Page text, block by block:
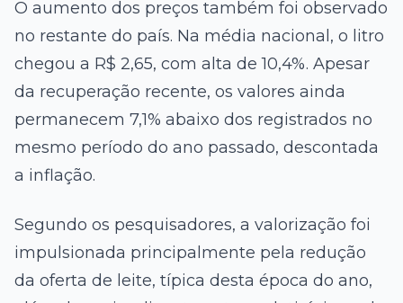
O aumento dos preços também foi observado
no restante do país. Na média nacional, o litro
chegou a R$ 2,65, com alta de 10,4%. Apesar
da recuperação recente, os valores ainda
permanecem 7,1% abaixo dos registrados no
mesmo período do ano passado, descontada
a inflação.
Segundo os pesquisadores, a valorização foi
impulsionada principalmente pela redução
da oferta de leite, típica desta época do ano,